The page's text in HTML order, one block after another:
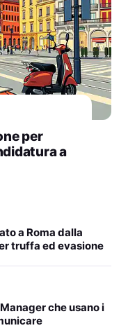
per
a
a Roma dalla
truffa ed evasione
che usano i